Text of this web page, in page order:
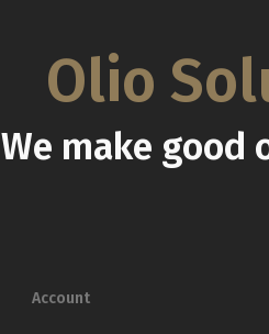
Olio
We make good
Account